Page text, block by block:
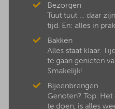
Bezorgen
Tuut tuut … daar
tijd. En: alles in
Bakken
Alles staat klaar.
te gaan genieten
Smakelijk!
Bijeenbrengen
Genoten? Top.
te doen, is alles